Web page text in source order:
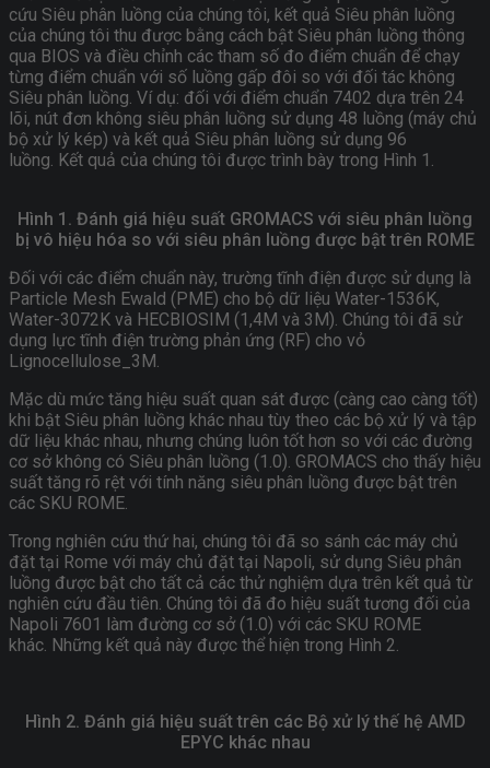
cứu Siêu phân luồng của chúng tôi, kết quả Siêu phân luồng
của chúng tôi thu được bằng cách bật Siêu phân luồng thông
qua BIOS và điều chỉnh các tham số đo điểm chuẩn để chạy
từng điểm chuẩn với số luồng gấp đôi so với đối tác không
Siêu phân luồng. Ví dụ: đối với điểm chuẩn 7402 dựa trên 24
lõi, nút đơn không siêu phân luồng sử dụng 48 luồng (máy chủ
bộ xử lý kép) và kết quả Siêu phân luồng sử dụng 96
luồng. Kết quả của chúng tôi được trình bày trong Hình 1.
Hình 1. Đánh giá hiệu suất GROMACS với siêu phân luồng
bị vô hiệu hóa so với siêu phân luồng được bật trên ROME
Đối với các điểm chuẩn này, trường tĩnh điện được sử dụng là
Particle Mesh Ewald (PME) cho bộ dữ liệu Water-1536K,
Water-3072K và HECBIOSIM (1,4M và 3M). Chúng tôi đã sử
dụng lực tĩnh điện trường phản ứng (RF) cho vỏ
Lignocellulose_3M.
Mặc dù mức tăng hiệu suất quan sát được (càng cao càng tốt)
khi bật Siêu phân luồng khác nhau tùy theo các bộ xử lý và tập
dữ liệu khác nhau, nhưng chúng luôn tốt hơn so với các đường
cơ sở không có Siêu phân luồng (1.0). GROMACS cho thấy hiệu
suất tăng rõ rệt với tính năng siêu phân luồng được bật trên
các SKU ROME.
Trong nghiên cứu thứ hai, chúng tôi đã so sánh các máy chủ
đặt tại Rome với máy chủ đặt tại Napoli, sử dụng Siêu phân
luồng được bật cho tất cả các thử nghiệm dựa trên kết quả từ
nghiên cứu đầu tiên. Chúng tôi đã đo hiệu suất tương đối của
Napoli 7601 làm đường cơ sở (1.0) với các SKU ROME
khác. Những kết quả này được thể hiện trong Hình 2.
Hình 2. Đánh giá hiệu suất trên các Bộ xử lý thế hệ AMD
EPYC khác nhau